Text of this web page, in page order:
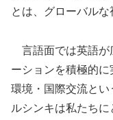
とは、グローバルな
言語面では英語が
ーションを積極的に
環境・国際交流と
ルシンキは私たち